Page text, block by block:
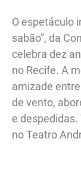
O espetáculo
sabão”, da
celebra dez
no Recife. A
amizade
de vento,
e
no Teatro